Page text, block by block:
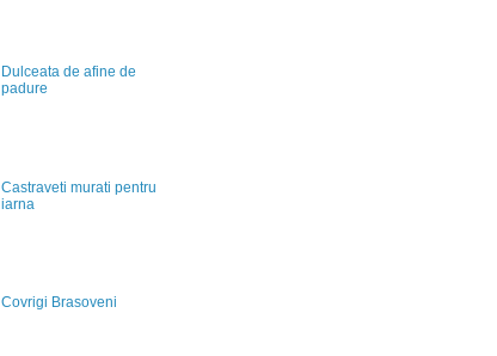
Dulceata de afine de
padure
Castraveti murati pentru
iarna
Covrigi Brasoveni